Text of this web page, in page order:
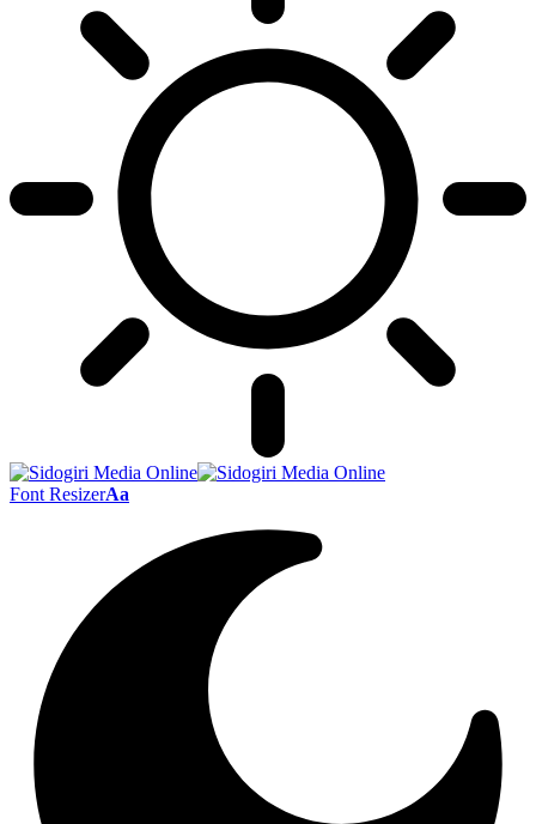
Font ResizerAa